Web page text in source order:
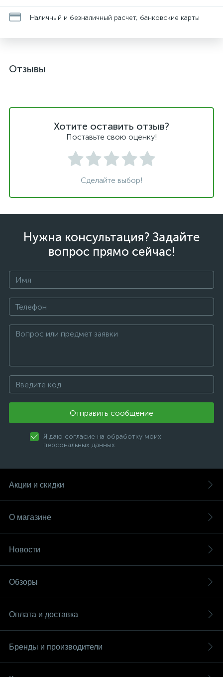
Наличный и безналичный расчет, банковские карты
Отзывы
Хотите оставить отзыв?
Поставьте свою оценку!
Сделайте выбор!
Нужна консультация? Задайте
вопрос прямо сейчас!
Отправить сообщение
Я даю согласие на обработку моих
персональных данных
Акции и скидки
О магазине
Новости
Обзоры
Оплата и доставка
Бренды и производители